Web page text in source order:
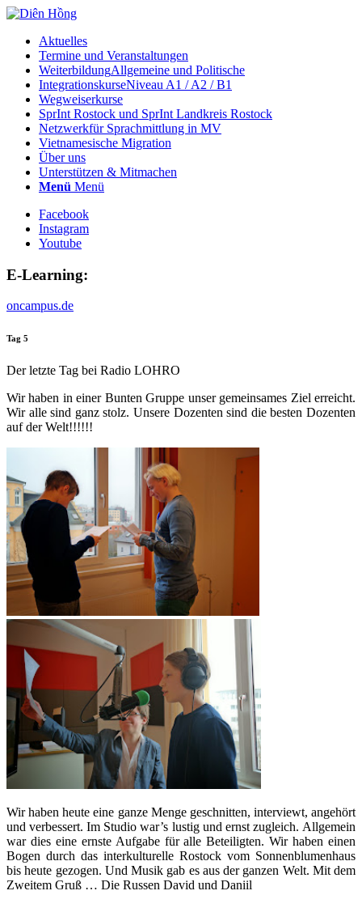
Aktuelles
Termine und Veranstaltungen
WeiterbildungAllgemeine und Politische
IntegrationskurseNiveau A1 / A2 / B1
Wegweiserkurse
SprInt Rostock und SprInt Landkreis Rostock
Netzwerkfür Sprachmittlung in MV
Vietnamesische Migration
Über uns
Unterstützen & Mitmachen
Menü Menü
Facebook
Instagram
Youtube
E-Learning:
oncampus.de
Tag 5
Der letzte Tag bei Radio LOHRO
Wir haben in einer Bunten Gruppe unser gemeinsames Ziel erreicht.
Wir alle sind ganz stolz. Unsere Dozenten sind die besten Dozenten
auf der Welt!!!!!!
Wir haben heute eine ganze Menge geschnitten, interviewt, angehört
und verbessert. Im Studio war’s lustig und ernst zugleich. Allgemein
war dies eine ernste Aufgabe für alle Beteiligten. Wir haben einen
Bogen durch das interkulturelle Rostock vom Sonnenblumenhaus
bis heute gezogen. Und Musik gab es aus der ganzen Welt. Mit dem
Zweitem Gruß … Die Russen David und Daniil